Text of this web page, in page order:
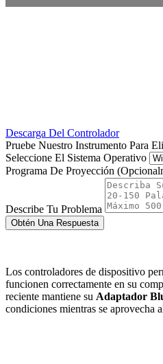
Descarga Del Controlador
Pruebe Nuestro Instrumento Para
Seleccione El Sistema Operativo
Programa De Proyección
Describe Tu Problema
Obtén Una Respuesta
Los controladores de dispositivo
funcionen correctamente en su
reciente mantiene su Adaptador
condiciones mientras se aprovecha